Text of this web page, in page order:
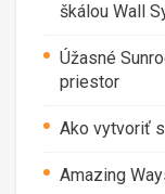
škálou Wall
Úžasné
priestor
Ako vytvoriť
Amazing